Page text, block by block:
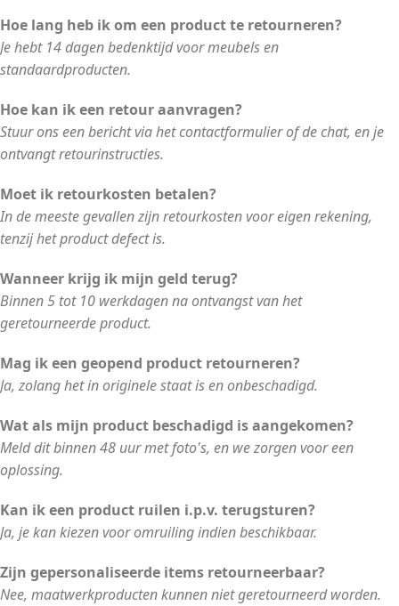
Hoe lang heb ik om een product te retourneren?
Je hebt 14 dagen bedenktijd voor meubels en
standaardproducten.
Hoe kan ik een retour aanvragen?
Stuur ons een bericht via het contactformulier of de chat, en je
ontvangt retourinstructies.
Moet ik retourkosten betalen?
In de meeste gevallen zijn retourkosten voor eigen rekening,
tenzij het product defect is.
Wanneer krijg ik mijn geld terug?
Binnen 5 tot 10 werkdagen na ontvangst van het
geretourneerde product.
Mag ik een geopend product retourneren?
Ja, zolang het in originele staat is en onbeschadigd.
Wat als mijn product beschadigd is aangekomen?
Meld dit binnen 48 uur met foto's, en we zorgen voor een
oplossing.
Kan ik een product ruilen i.p.v. terugsturen?
Ja, je kan kiezen voor omruiling indien beschikbaar.
Zijn gepersonaliseerde items retourneerbaar?
Nee, maatwerkproducten kunnen niet geretourneerd worden.